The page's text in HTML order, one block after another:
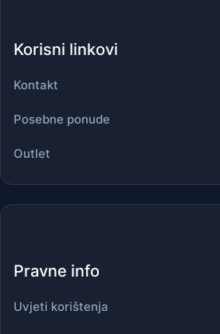
Korisni linkovi
Kontakt
Posebne ponude
Outlet
Pravne info
Uvjeti korištenja